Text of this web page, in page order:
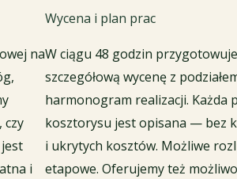
na
czy
i
Wycena i plan prac
W ciągu 48 godzin
szczegółową wycenę z
harmonogram realizacji. Każda
kosztorysu jest opisana — bez
i ukrytych kosztów. Możliwe
etapowe. Oferujemy też